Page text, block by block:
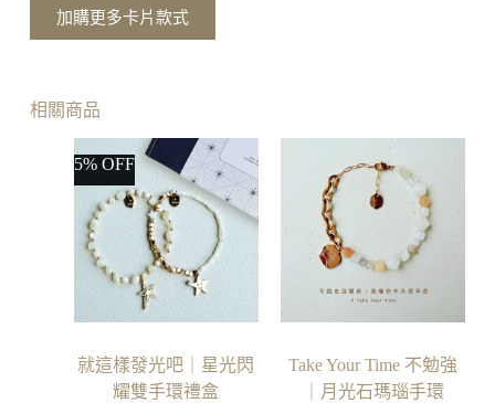
卡
加購更多卡片款式
相關商品
5% OFF
就這樣發光吧｜星光閃
耀雙手環禮盒
Take Your Time 不勉強
｜月光石瑪瑙手環